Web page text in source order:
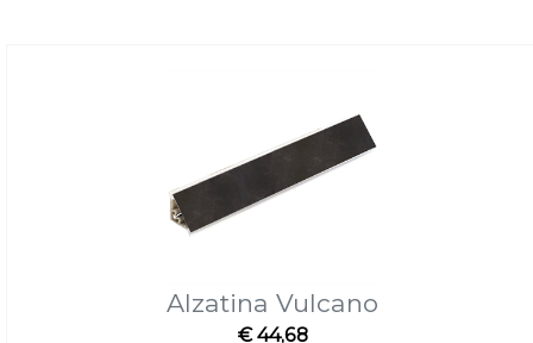
Alzatina Vulcano
€ 44,68